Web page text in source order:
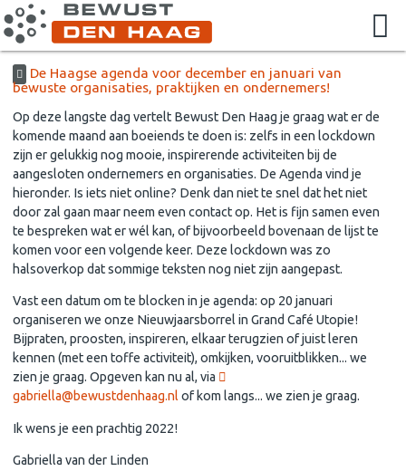
De Haagse agenda voor december en januari van
bewuste organisaties, praktijken en ondernemers!
Op deze langste dag vertelt Bewust Den Haag je graag wat er de
komende maand aan boeiends te doen is: zelfs in een lockdown
zijn er gelukkig nog mooie, inspirerende activiteiten bij de
aangesloten ondernemers en organisaties. De Agenda vind je
hieronder. Is iets niet online? Denk dan niet te snel dat het niet
door zal gaan maar neem even contact op. Het is fijn samen even
te bespreken wat er wél kan, of bijvoorbeeld bovenaan de lijst te
komen voor een volgende keer. Deze lockdown was zo
halsoverkop dat sommige teksten nog niet zijn aangepast.
Vast een datum om te blocken in je agenda: op 20 januari
organiseren we onze Nieuwjaarsborrel in Grand Café Utopie!
Bijpraten, proosten, inspireren, elkaar terugzien of juist leren
kennen (met een toffe activiteit), omkijken, vooruitblikken... we
zien je graag. Opgeven kan nu al, via
gabriella@bewustdenhaag.nlof kom langs... we zien je graag.
Ik wens je een prachtig 2022!
Gabriella van der Linden